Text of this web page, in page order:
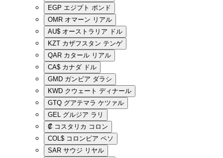
EGP エジプト ポンド
OMR オマーン リアル
AU$ オーストラリア ドル
KZT カザフスタン テンゲ
QAR カタール リアル
CA$ カナダ ドル
GMD ガンビア ダラシ
KWD クウェート ディナール
GTQ グアテマラ ケツァル
GEL グルジア ラリ
₡ コスタリカ コロン
COL$ コロンビア ペソ
SAR サウジ リヤル